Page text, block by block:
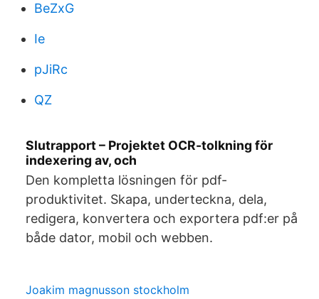
BeZxG
Ie
pJiRc
QZ
Slutrapport – Projektet OCR-tolkning för
indexering av, och
Den kompletta lösningen för pdf-
produktivitet. Skapa, underteckna, dela,
redigera, konvertera och exportera pdf:er på
både dator, mobil och webben.
Joakim magnusson stockholm